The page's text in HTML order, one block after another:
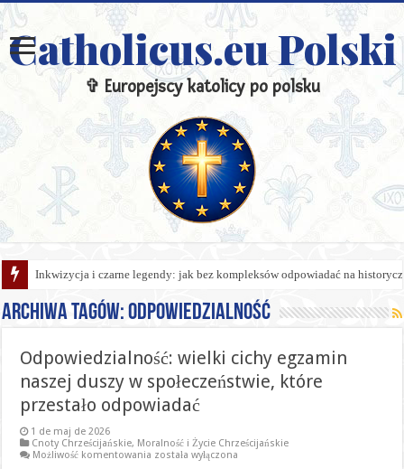
Catholicus.eu Polski
✞ Europejscy katolicy po polsku
Inkwizycja i czarne legendy: jak bez kompleksów odpowiadać na
Archiwa tagów:Odpowiedzialność
Odpowiedzialność: wielki cichy egzamin
naszej duszy w społeczeństwie, które
przestało odpowiadać
1 de maj de 2026
Cnoty Chrześcijańskie, Moralność i Życie Chrześcijańskie
Możliwość komentowania Odpowiedzialność:
została wyłączona